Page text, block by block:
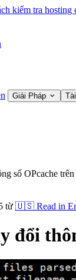
kiểm tra hosting
Giải Pháp
số OPcache
từ 🇺🇸 Read in
đổi